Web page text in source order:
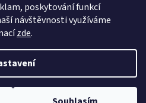
poskytování funkcí
návštěvnosti využíváme
zde.
. Všechna práva vyhrazena.Upravit